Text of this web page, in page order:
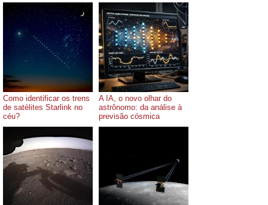
Como identificar os trens
de satélites Starlink no
céu?
A IA, o novo olhar do
astrônomo: da análise à
previsão cósmica